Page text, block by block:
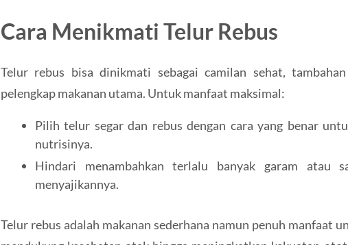
Cara Menikmati Telur Rebus
Telur rebus bisa dinikmati sebagai camilan sehat,
pelengkap makanan utama. Untuk manfaat maksimal:
Pilih telur segar dan rebus dengan cara yang benar
nutrisinya.
Hindari menambahkan terlalu banyak garam atau
menyajikannya.
Telur rebus adalah makanan sederhana namun penuh manfaat